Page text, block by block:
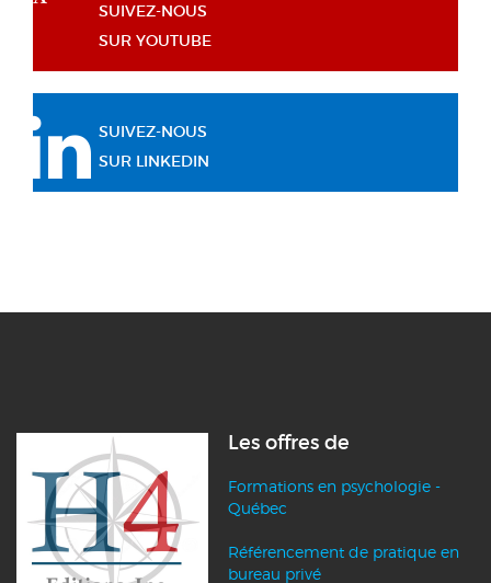
SUIVEZ-NOUS
SUR YOUTUBE
SUIVEZ-NOUS
SUR LINKEDIN
Les offres de
Formations en psychologie -
Québec
Référencement de pratique en
bureau privé